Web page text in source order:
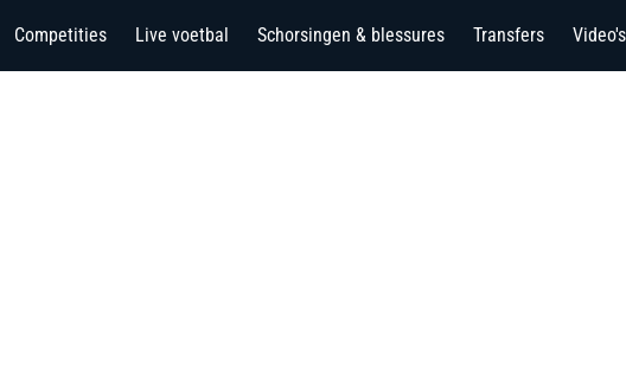
Competities Live voetbal Schorsingen & blessures Transfers Video's